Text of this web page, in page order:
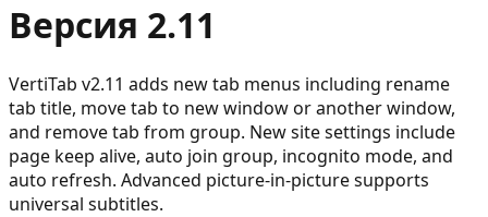
Версия 2.11
VertiTab v2.11 adds new tab menus including rename
tab title, move tab to new window or another window,
and remove tab from group. New site settings include
page keep alive, auto join group, incognito mode, and
auto refresh. Advanced picture-in-picture supports
universal subtitles.